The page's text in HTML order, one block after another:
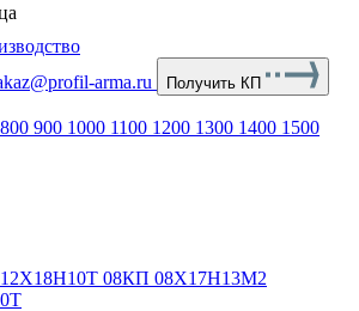
arma.ru Получить КП
800 900 1000 1100 1200 1300 1400 1500
12Х18Н10Т 08КП 08Х17Н13М2